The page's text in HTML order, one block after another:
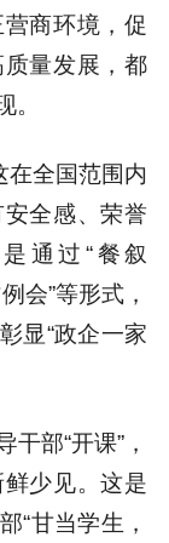
商环境 ，促
量发展，都
。
在全国范围内
全感、荣誉
通过“餐叙
会”等形式，
显“政企一家
部“开课”，
少见。这是
“甘当学生，